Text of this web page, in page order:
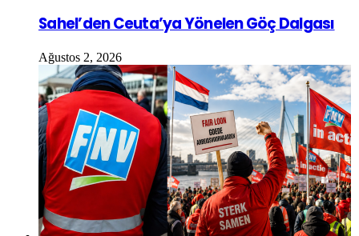
Sahel’den Ceuta’ya Yönelen Göç Dalgası
Ağustos 2, 2026